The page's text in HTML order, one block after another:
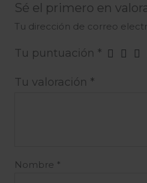
Sé el primero en
Tu dirección de correo
Tu puntuación *
Tu valoración *
Nombre *